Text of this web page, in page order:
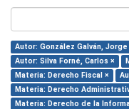
Autor: González Galván,
Autor: Silva Forné, Carlos ×
Materia: Derecho Fiscal ×
Materia: Derecho
Materia: Derecho de la